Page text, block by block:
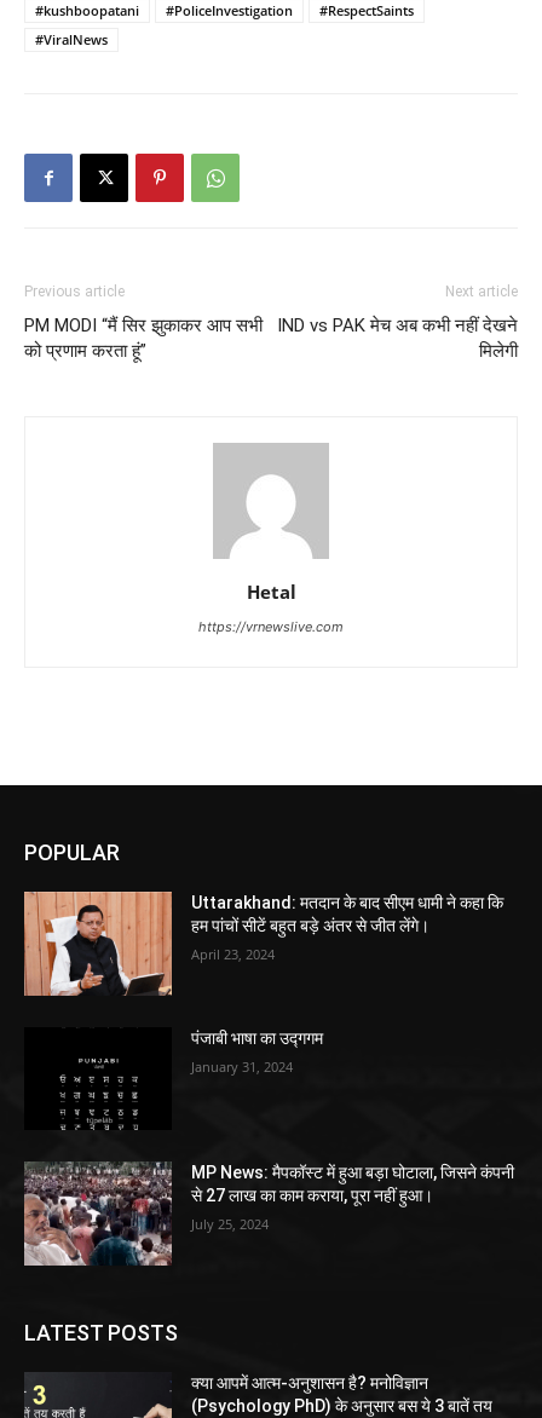
#kushboopatani
#PoliceInvestigation
#RespectSaints
#ViralNews
Previous article
PM MODI “मैं सिर झुकाकर आप सभी
को प्रणाम करता हूं”
Next article
IND vs PAK मेच अब कभी नहीं देखने
मिलेगी
Hetal
https://vrnewslive.com
POPULAR
Uttarakhand: मतदान के बाद सीएम धामी ने कहा कि
हम पांचों सीटें बहुत बड़े अंतर से जीत लेंगे।
April 23, 2024
पंजाबी भाषा का उद्गगम
January 31, 2024
MP News: मैपकॉस्ट में हुआ बड़ा घोटाला, जिसने कंपनी
से 27 लाख का काम कराया, पूरा नहीं हुआ।
July 25, 2024
LATEST POSTS
क्या आपमें आत्म-अनुशासन है? मनोविज्ञान
(Psychology PhD) के अनुसार बस ये 3 बातें तय